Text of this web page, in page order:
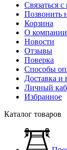
Связаться
Позвонить
Корзина
О компании
Новости
Отзывы
Поверка
Способы
Доставка и
Личный
Избранное
Каталог товаров